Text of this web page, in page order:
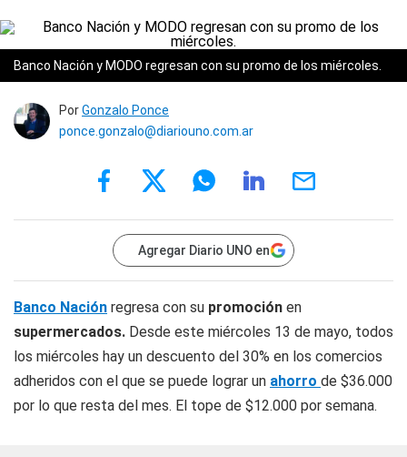
Banco Nación y MODO regresan con su promo de los miércoles.
PorGonzalo Ponce
ponce.gonzalo@diariouno.com.ar
Agregar Diario UNO en
Banco Nación regresa con su promoción en
supermercados. Desde este miércoles 13 de mayo, todos
los miércoles hay un descuento del 30% en los comercios
adheridos con el que se puede lograr un ahorro de $36.000
por lo que resta del mes. El tope de $12.000 por semana.